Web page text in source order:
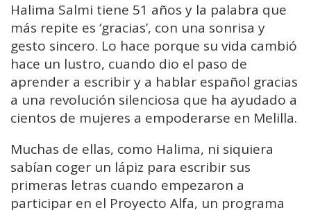
Halima Salmi tiene 51 años y la palabra que
más repite es ‘gracias’, con una sonrisa y
gesto sincero. Lo hace porque su vida cambió
hace un lustro, cuando dio el paso de
aprender a escribir y a hablar español gracias
a una revolución silenciosa que ha ayudado a
cientos de mujeres a empoderarse en Melilla.
Muchas de ellas, como Halima, ni siquiera
sabían coger un lápiz para escribir sus
primeras letras cuando empezaron a
participar en el Proyecto Alfa, un programa